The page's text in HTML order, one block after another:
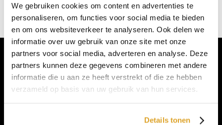
We gebruiken cookies om content en advertenties te
personaliseren, om functies voor social media te bieden
en om ons websiteverkeer te analyseren. Ook delen we
informatie over uw gebruik van onze site met onze
partners voor social media, adverteren en analyse. Deze
partners kunnen deze gegevens combineren met andere
informatie die u aan ze heeft verstrekt of die ze hebben
verzameld op basis van uw gebruik van hun services.
Details tonen
CONTACTGEGEVENS